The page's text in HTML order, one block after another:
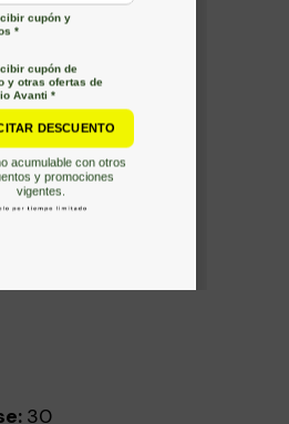
(1,32g)
al día. Tomar con
30